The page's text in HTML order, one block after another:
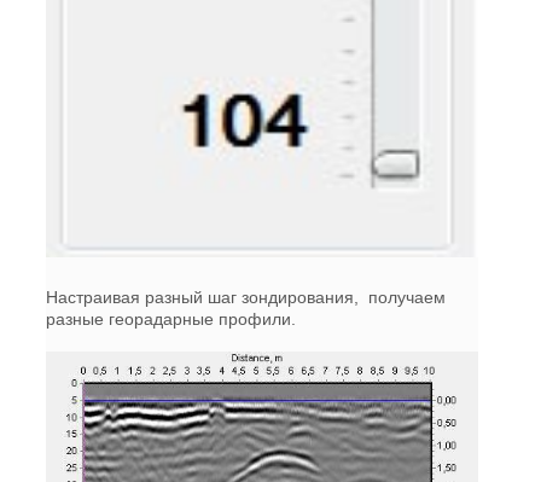
Настраивая разный шаг зондирования, получаем
разные георадарные профили.